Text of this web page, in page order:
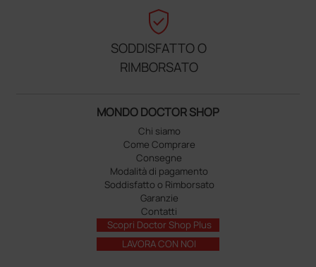
verified_user
SODDISFATTO O
RIMBORSATO
MONDO DOCTOR SHOP
Chi siamo
Come Comprare
Consegne
Modalità di pagamento
Soddisfatto o Rimborsato
Garanzie
Contatti
Scopri Doctor Shop Plus
LAVORA CON NOI